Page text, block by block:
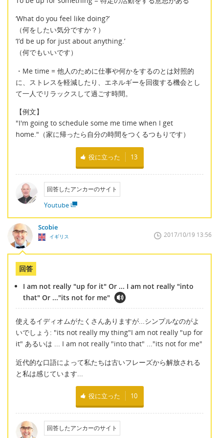
‘What do you feel like doing?’
（何をしたい気分ですか？）
‘I’d be up for just about anything.’
（何でもいいです）
・Me time = 他人のために仕事や何かをするのとは対照的
に、ストレスを軽減したり、エネルギーを回復する機会とし
て一人でリラックスして過ごす時間。
【例文】
"I'm going to schedule some me time when I get
home."（家に帰ったら自分の時間をつくるつもりです）
役に立った 13
回答したアンカーのサイト
Youtube
Scobie
イギリス 2017/10/19 13:56
回答
I am not really "up for it" Or ... I am not really "into
that" Or ..."its not for me"
使えるイディオムがたくさんありますが...シンプルなのがよ
いでしょう: "its not really my thing"I am not really "up for
it" あるいは ... I am not really "into that" ..."its not for me"
近代的な口語によって私たちは古いフレーズから解放される
と私は感じています...
役に立った 10
回答したアンカーのサイト